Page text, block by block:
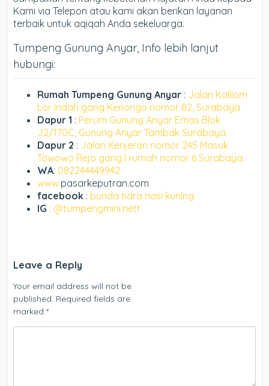
Kami via Telepon atau kami akan berikan layanan
terbaik untuk aqiqah Anda sekeluarga.
Tumpeng Gunung Anyar, Info lebih lanjut
hubungi:
Rumah Tumpeng Gunung Anyar : Jalan Kalilom
Lor Indah gang Kenongo nomor 82, Surabaya.
Dapur 1 : Perum Gunung Anyar Emas Blok
J2/170C, Gunung Anyar Tambak Surabaya.
Dapur 2 : Jalan Kenjeran nomor 245 Masuk
Towowo Rejo gang I rumah nomor 6 Surabaya.
WA: 082244449942
www.pasarkeputran.com
facebook : bunda tiara nasi kuning
IG : @tumpengmini.nett
Leave a Reply
Your email address will not be
published. Required fields are
marked*